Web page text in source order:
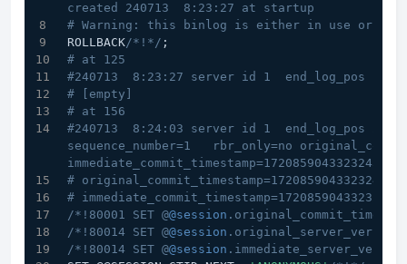
created 240713  8:23:27 at startup
# Warning: this binlog is either in use or was
ROLLBACK/*!*/ ;
# at 125
#240713  8:23:27 server id 1  end_log_pos 156
# [empty]
# at 156
#240713  8:24:03 server id 1  end_log_pos 233
sequence_number=1   rbr_only=no
immediate_commit_timestamp=1720859043323243
# original_commit_timestamp=1720859043323243
#
/*!80001 SET @@session
/*!80014 SET @@session
/*!80014 SET @@session